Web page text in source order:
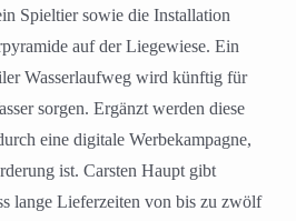
Spieltier sowie die Installation
auf der Liegewiese. Ein
Wasserlaufweg wird künftig für
sorgen. Ergänzt werden diese
eine digitale Werbekampagne,
ist. Carsten Haupt gibt
lange Lieferzeiten von bis zu zwölf